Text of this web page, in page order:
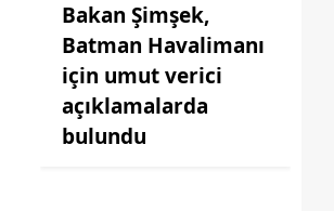
Bakan Şimşek,
Batman Havalimanı
için umut verici
açıklamalarda
bulundu